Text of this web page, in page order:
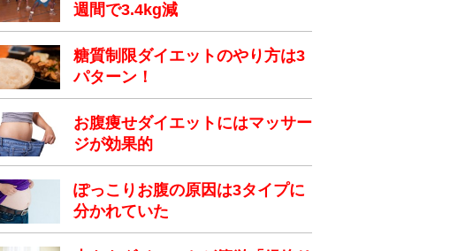
週間で3.4kg減
糖質制限ダイエットのやり方は3
パターン！
お腹痩せダイエットにはマッサー
ジが効果的
ぽっこりお腹の原因は3タイプに
分かれていた